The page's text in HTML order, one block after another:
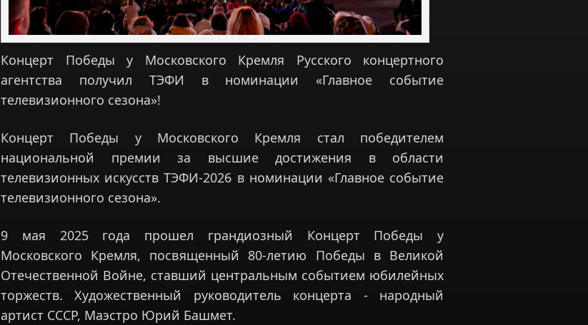
Концерт Победы у Московского Кремля Русского концертного
агентства получил ТЭФИ в номинации «Главное событие
телевизионного сезона»!
Концерт Победы у Московского Кремля стал победителем
национальной премии за высшие достижения в области
телевизионных искусств ТЭФИ-2026 в номинации «Главное событие
телевизионного сезона».
9 мая 2025 года прошел грандиозный Концерт Победы у
Московского Кремля, посвященный 80-летию Победы в Великой
Отечественной Войне, ставший центральным событием юбилейных
торжеств. Художественный руководитель концерта - народный
артист СССР, Маэстро Юрий Башмет.